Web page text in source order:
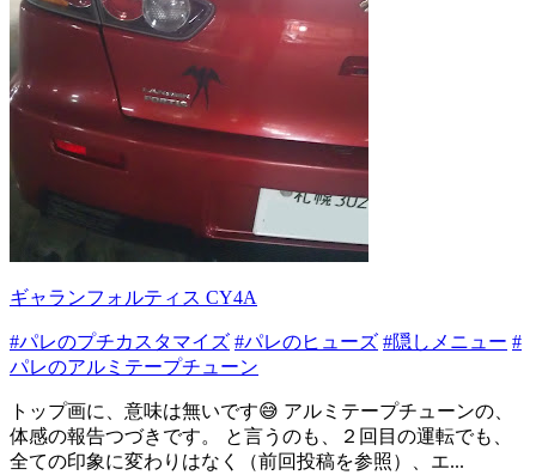
ギャランフォルティス CY4A
#パレのプチカスタマイズ #パレのヒューズ #隠しメニュー #
パレのアルミテープチューン
トップ画に、意味は無いです😅 アルミテープチューンの、
体感の報告つづきです。 と言うのも、２回目の運転でも、
全ての印象に変わりはなく（前回投稿を参照）、エ...